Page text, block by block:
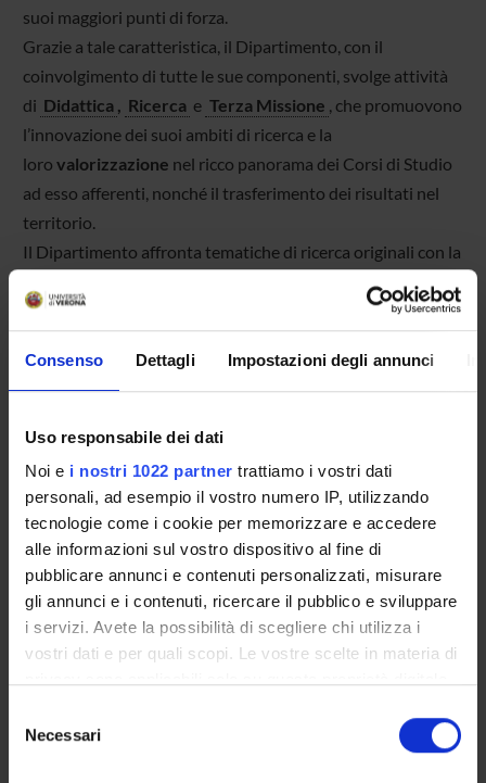
Consenso Dettagli Impostazioni degli annunci
Uso responsabile dei dati
Noi e i nostri 1022 partner trattiamo i vostri dati
personali, ad esempio il vostro numero IP, utilizzando
tecnologie come i cookie per memorizzare e accedere
alle informazioni sul vostro dispositivo al fine di
pubblicare annunci e contenuti personalizzati, misurare
gli annunci e i contenuti, ricercare il pubblico e sviluppare
i servizi. Avete la possibilità di scegliere chi utilizza i
vostri dati e per quali scopi. Le vostre scelte in materia di
modificare o revocare il proprio consenso in qualsiasi
momento dalla Dichiarazione sui cookie o facendo clic
delNecessari
suoi maggiori punti di forza.
Grazie a tale caratteristica, il Dipartimento, con il
coinvolgimento di tutte le sue componenti, svolge attività
di Didattica , Ricerca e Terza Missione , che promuovono
l’innovazione dei suoi ambiti di ricerca e la
loro valorizzazione nel ricco panorama dei Corsi di Studio
ad esso afferenti, nonché il trasferimento dei risultati nel
territorio.
Il Dipartimento affronta tematiche di ricerca originali con la
capacità di attrarre fondi nazionali e internazionali,
promuovendo soprattutto la
, che
aggiornamento dei propri Corsi di Studio sia per il
trasferimento dei suoi risultati nelle realtà culturali del
territorio, veronese e non.
IL DIPARTIMENTO IN BREVE
Sede
Viale dell'Università 4 - 37129 Verona
Prof. Paolo De Paolis
Direttrice Vicario